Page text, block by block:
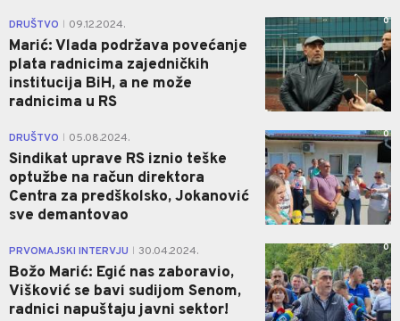
DRUŠTVO 09.12.2024.
Marić: Vlada podržava povećanje
plata radnicima zajedničkih
institucija BiH, a ne može
radnicima u RS
0
DRUŠTVO 05.08.2024.
Sindikat uprave RS iznio teške
optužbe na račun direktora
Centra za predškolsko, Jokanović
sve demantovao
0
PRVOMAJSKI INTERVJU 30.04.2024.
Božo Marić: Egić nas zaboravio,
Višković se bavi sudijom Senom,
radnici napuštaju javni sektor!
0